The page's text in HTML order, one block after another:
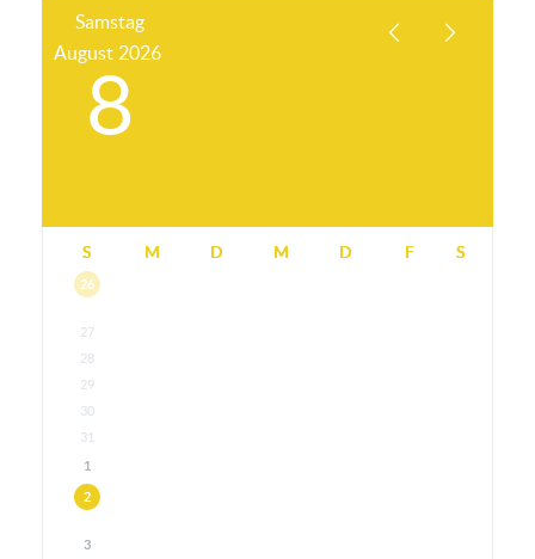
Samstag
August 2026
8
S M D M D F S
26
27
28
29
30
31
1
2
3